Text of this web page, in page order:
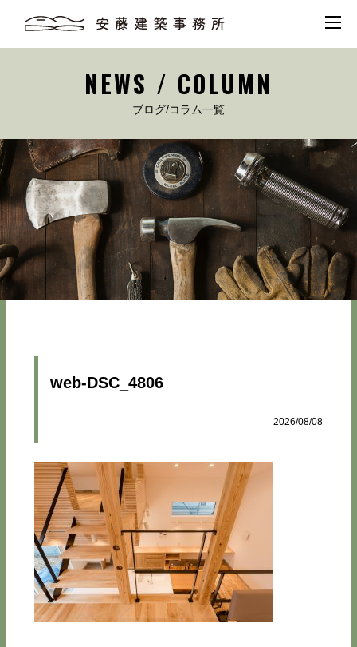
NEWS / COLUMN
ブログ/コラム一覧
web-DSC_4806
2026/08/08